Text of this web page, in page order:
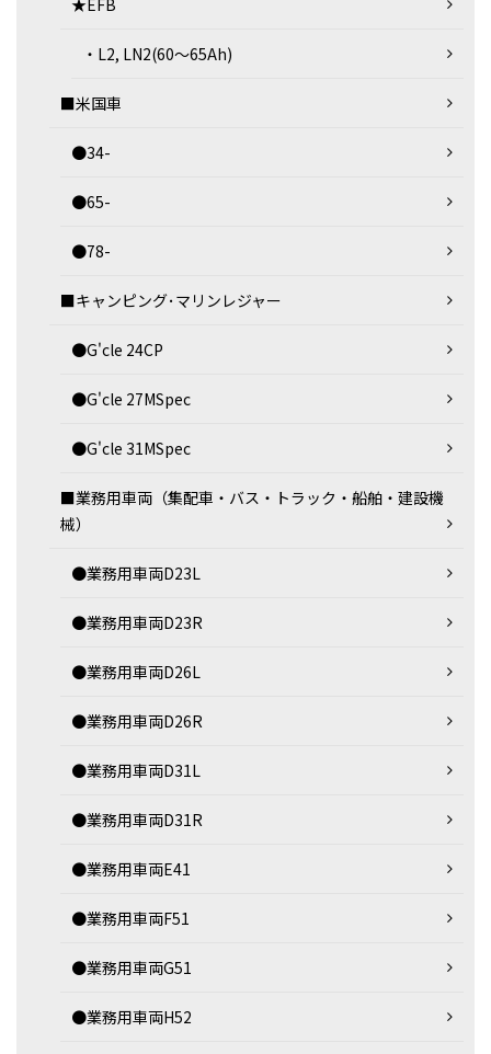
★EFB
・L2, LN2(60～65Ah)
■米国車
●34-
●65-
●78-
■キャンピング･マリンレジャー
●G'cle 24CP
●G'cle 27MSpec
●G'cle 31MSpec
■業務用車両（集配車・バス・トラック・船舶・建設機
械）
●業務用車両D23L
●業務用車両D23R
●業務用車両D26L
●業務用車両D26R
●業務用車両D31L
●業務用車両D31R
●業務用車両E41
●業務用車両F51
●業務用車両G51
●業務用車両H52